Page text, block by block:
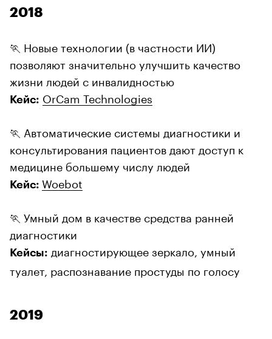
2018
🏃 Новые технологии (в частности ИИ)
позволяют значительно улучшить качество
жизни людей с инвалидностью
Кейс: OrCam Technologies
🏃 Автоматические системы диагностики и
консультирования пациентов дают доступ к
медицине большему числу людей
Кейс: Woebot
🏃 Умный дом в качестве средства ранней
диагностики
Кейсы: диагностирующее зеркало, умный
туалет, распознавание простуды по голосу
2019